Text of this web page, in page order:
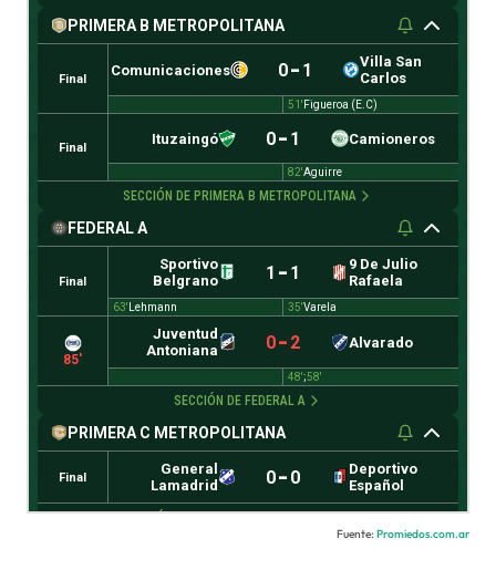
Fuente: Promiedos.com.ar